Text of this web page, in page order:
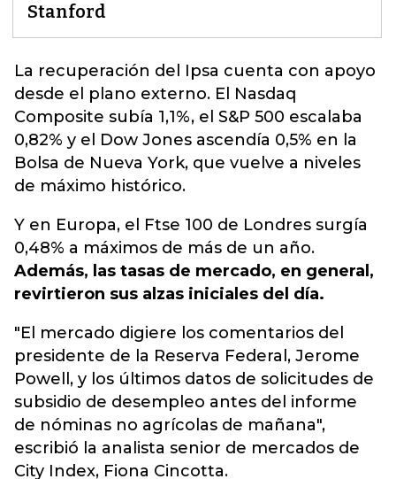
Stanford
La recuperación del Ipsa cuenta con apoyo
desde el plano externo. El Nasdaq
Composite subía 1,1%, el S&P 500 escalaba
0,82% y el Dow Jones ascendía 0,5% en la
Bolsa de Nueva York, que vuelve a niveles
de máximo histórico.
Y en Europa, el Ftse 100 de Londres surgía
0,48% a máximos de más de un año.
Además, las tasas de mercado, en general,
revirtieron sus alzas iniciales del día.
"El mercado digiere los comentarios del
presidente de la Reserva Federal, Jerome
Powell, y los últimos datos de solicitudes de
subsidio de desempleo antes del informe
de nóminas no agrícolas de mañana",
escribió la analista senior de mercados de
City Index, Fiona Cincotta.